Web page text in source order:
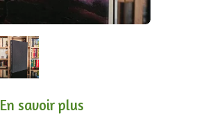
En savoir plus